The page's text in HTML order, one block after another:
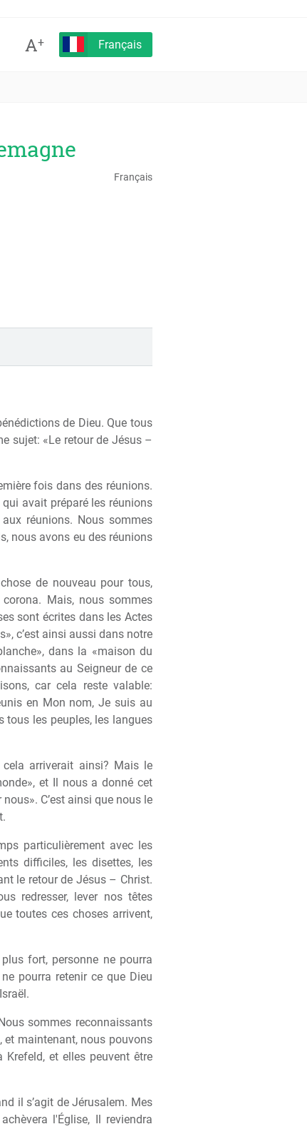
A+ Français
Français
de Dieu. Que tous
sujet: «Le retour de Jésus –
fois dans des réunions.
avait préparé les réunions
réunions. Nous sommes
nous avons eu des réunions
de nouveau pour tous,
Mais, nous sommes
sont écrites dans les Actes
c’est ainsi aussi dans notre
dans la «maison du
au Seigneur de ce
car cela reste valable:
en Mon nom, Je suis au
tous les peuples, les langues
cela arriverait ainsi? Mais le
et Il nous a donné cet
C’est ainsi que nous le
particulièrement avec les
difficiles, les disettes, les
le retour de Jésus – Christ.
redresser, lever nos têtes
toutes ces choses arrivent,
fort, personne ne pourra
pourra retenir ce que Dieu
sommes reconnaissants
et maintenant, nous pouvons
et elles peuvent être
il s’agit de Jérusalem. Mes
l'Église, Il reviendra